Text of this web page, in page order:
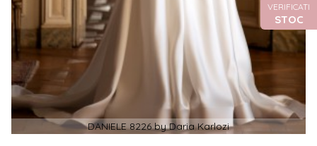
DANIELE 8226 by Daria Karlozi
VERIFICATI
STOC